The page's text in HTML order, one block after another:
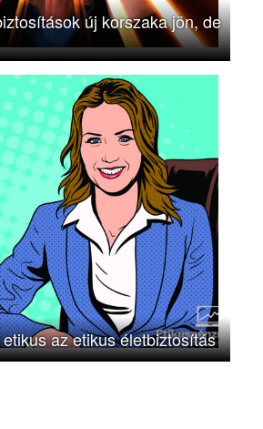
új korszaka jön, de
az etikus életbiztosítás